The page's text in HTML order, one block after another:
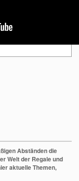
Abständen die
Welt der Regale und
aktuelle Themen,